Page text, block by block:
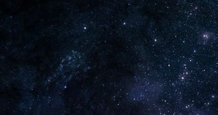
Plus de 2800 critiques de films